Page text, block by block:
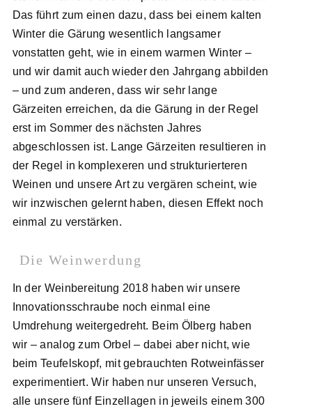
Das führt zum einen dazu, dass bei einem kalten
Winter die Gärung wesentlich langsamer
vonstatten geht, wie in einem warmen Winter –
und wir damit auch wieder den Jahrgang abbilden
– und zum anderen, dass wir sehr lange
Gärzeiten erreichen, da die Gärung in der Regel
erst im Sommer des nächsten Jahres
abgeschlossen ist. Lange Gärzeiten resultieren in
der Regel in komplexeren und strukturierteren
Weinen und unsere Art zu vergären scheint, wie
wir inzwischen gelernt haben, diesen Effekt noch
einmal zu verstärken.
Die Weinwerdung
In der Weinbereitung 2018 haben wir unsere
Innovationsschraube noch einmal eine
Umdrehung weitergedreht. Beim Ölberg haben
wir – analog zum Orbel – dabei aber nicht, wie
beim Teufelskopf, mit gebrauchten Rotweinfässer
experimentiert. Wir haben nur unseren Versuch,
alle unsere fünf Einzellagen in jeweils einem 300